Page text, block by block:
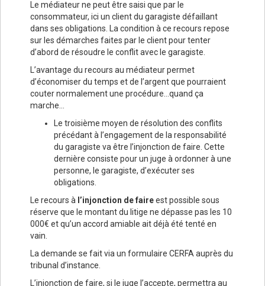
Le médiateur ne peut être saisi que par le
consommateur, ici un client du garagiste défaillant
dans ses obligations. La condition à ce recours repose
sur les démarches faites par le client pour tenter
d’abord de résoudre le conflit avec le garagiste.
L’avantage du recours au médiateur permet
d’économiser du temps et de l’argent que pourraient
couter normalement une procédure…quand ça
marche…
Le troisième moyen de résolution des conflits
précédant à l’engagement de la responsabilité
du garagiste va être l’injonction de faire. Cette
dernière consiste pour un juge à ordonner à une
personne, le garagiste, d’exécuter ses
obligations.
Le recours à l’injonction de faireest possible sous
réserve que le montant du litige ne dépasse pas les 10
000€ et qu’un accord amiable ait déjà été tenté en
vain.
La demande se fait via un formulaire CERFA auprès du
tribunal d’instance.
L’injonction de faire, si le juge l’accepte, permettra au